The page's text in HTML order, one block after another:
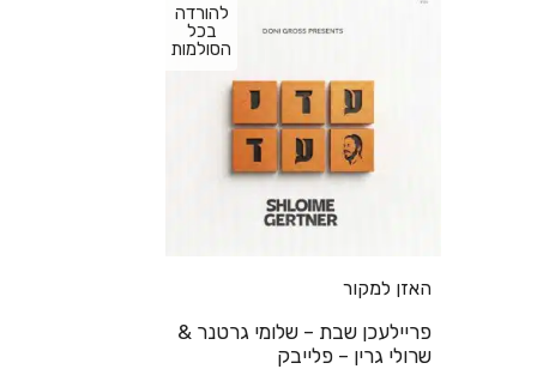
להורדה
בכל
הסולמות
האזן למקור
פריילעכן שבת – שלומי גרטנר &
שרולי גרין – פלייבק